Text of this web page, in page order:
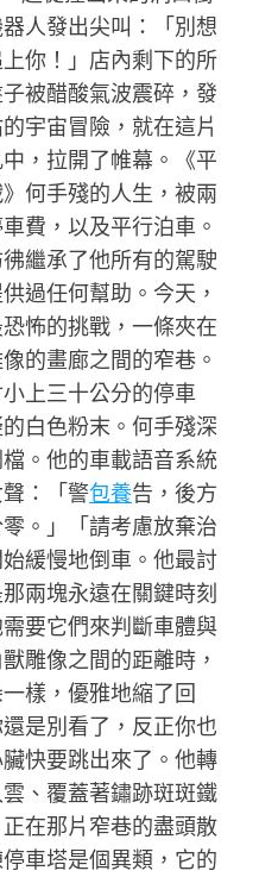
人發出尖叫：「別想
你！」店內剩下的所
被醋酸氣波震碎，發
宇宙冒險，就在這片
，拉開了帷幕。《平
何手殘的人生，被兩
費，以及平行泊車。
繼承了他所有的駕駛
過任何幫助。今天，
怖的挑戰，一條夾在
的畫廊之間的窄巷。
上三十公分的停車
白色粉末。何手殘深
。他的車載語音系統
：「警包養告，後方
。」「請考慮放棄治
緩慢地倒車。他最討
兩塊永遠在關鍵時刻
要它們來判斷車體與
雕像之間的距離時，
樣，優雅地縮了回
是別看了，反正你也
快要跳出來了。他轉
、覆蓋著鏽跡斑斑鐵
在那片窄巷的盡頭散
車塔是個異類，它的